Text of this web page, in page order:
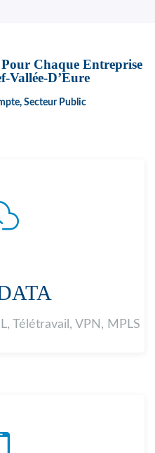
Chaque Entreprise
Vallée-D’Eure
Secteur Public
Télétravail, VPN, MPLS